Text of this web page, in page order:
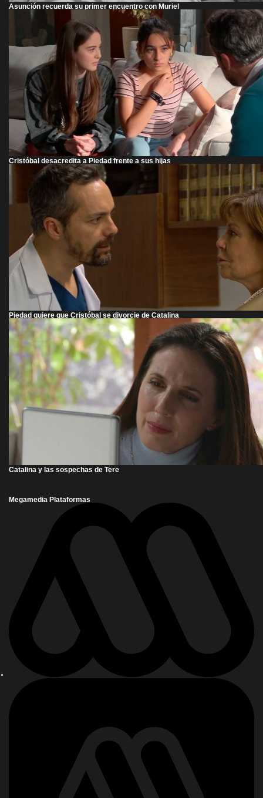
Asunción recuerda su primer encuentro con Muriel
Cristóbal desacredita a Piedad frente a sus hijas
Piedad quiere que Cristóbal se divorcie de Catalina
Catalina y las sospechas de Tere
Megamedia Plataformas